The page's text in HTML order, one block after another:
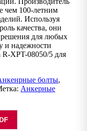
чем 100-летним
Используя
качества, они
для любых
и надежности
XPT-08050/5 для
болты,
Анкерные